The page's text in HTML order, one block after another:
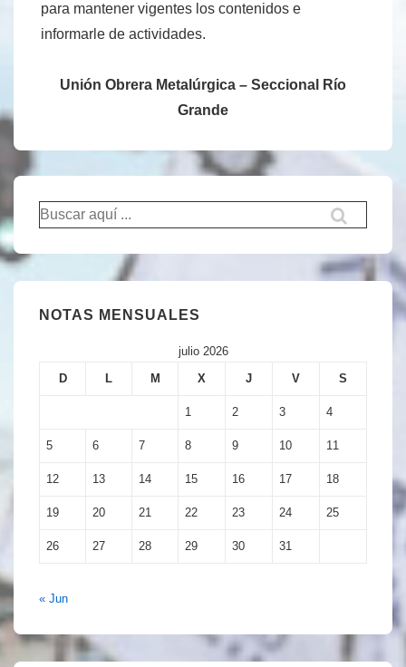
para mantener vigentes los contenidos e
informarle de actividades.
Unión Obrera Metalúrgica – Seccional Río
Grande
Buscar
por:
NOTAS MENSUALES
julio 2026
D
L M X J V S
1 2 3 4
5 6 7 8 9 10 11
12 13 14 15 16 17 18
19 20 21 22 23 24 25
26 27 28 29 30 31
« Jun